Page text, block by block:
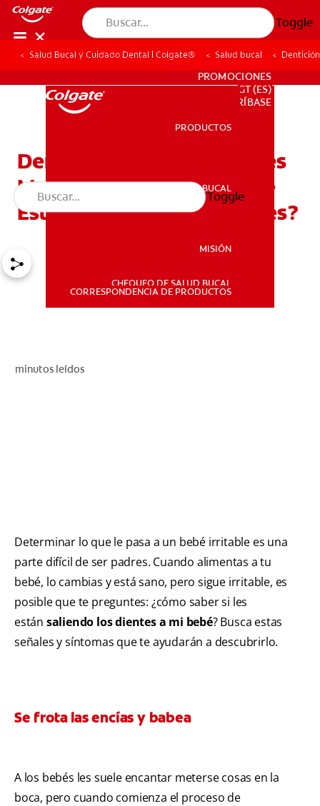
Toggle
SALUD BUCAL
PARA PROFESIONALES
PROMOCIONES
GT (ES)
SUSCRÍBASE
PRODUCTOS
SALUD BUCAL
MISIÓN
CHEQUEO DE SALUD BUCAL
CORRESPONDENCIA DE PRODUCTOS
Toggle
Salud Bucal y Cuidado Dental | Colgate® Salud bucal
Dentición En Bebés DeTres
Meses: ¿Cómo Saber Si Le
Están Saliendo Los Dientes?
minutos leídos
Determinar lo que le pasa a un bebé irritable es una
parte difícil de ser padres. Cuando alimentas a tu
bebé, lo cambias y está sano, pero sigue irritable, es
posible que te preguntes: ¿cómo saber si les
están saliendo los dientes a mi bebé? Busca estas
señales y síntomas que te ayudarán a descubrirlo.
Se frota las encías y babea
A los bebés les suele encantar meterse cosas en la
boca, pero cuando comienza el proceso de